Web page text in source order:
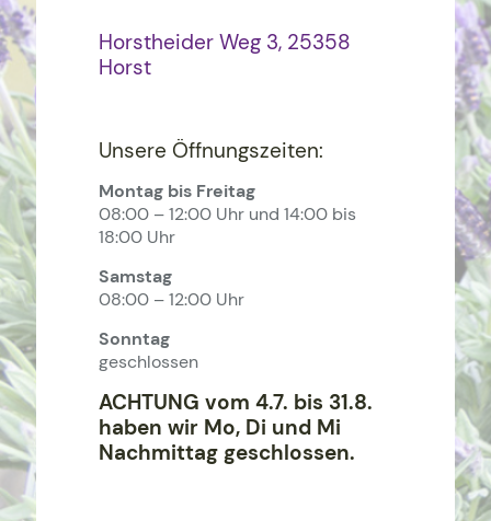
Horstheider Weg 3, 25358
Horst
Unsere Öffnungszeiten:
Montag bis Freitag
08:00 – 12:00 Uhr und 14:00 bis
18:00 Uhr
Samstag
08:00 – 12:00 Uhr
Sonntag
geschlossen
ACHTUNG vom 4.7. bis 31.8.
haben wir Mo, Di und Mi
Nachmittag geschlossen.